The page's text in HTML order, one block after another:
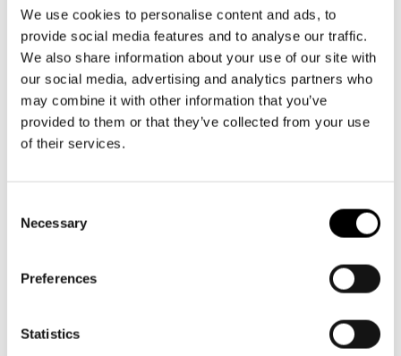
We use cookies to personalise content and ads, to
provide social media features and to analyse our traffic.
We also share information about your use of our site with
our social media, advertising and analytics partners who
may combine it with other information that you’ve
provided to them or that they’ve collected from your use
of their services.
Selection
Necessary
Preferences
Statistics
Presentkort
Tillgänglighet
Frågor & svar
Platskarta
Företag
Guidning
Teaterns verksamhet
Ensemble
Historia
Svenska Teatern Live
LOGGA IN
info@svenskateatern.fi
BILJETTER
Köp biljetter
Biljettkassan öppnar 11.8
Norra esplanaden 2
LÄNKAR